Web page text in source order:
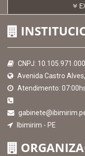
CNPJ:
Avenida Castro
Atendimento:
Ibimirim - PE